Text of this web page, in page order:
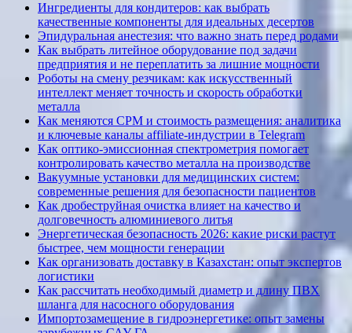
Ингредиенты для кондитеров: как выбрать
качественные компоненты для идеальных десертов
Эпидуральная анестезия: что важно знать перед родами
Как выбрать литейное оборудование под задачи
предприятия и не переплатить за лишние мощности
Роботы на смену резчикам: как искусственный
интеллект меняет точность и скорость обработки
металла
Как меняются CPM и стоимость размещения: аналитика
и ключевые каналы affiliate-индустрии в Telegram
Как оптико-эмиссионная спектрометрия помогает
контролировать качество металла на производстве
Вакуумные установки для медицинских систем:
современные решения для безопасности пациентов
Как дробеструйная очистка влияет на качество и
долговечность алюминиевого литья
Энергетическая безопасность 2026: какие риски растут
быстрее, чем мощности генерации
Как организовать доставку в Казахстан: опыт экспертов
логистики
Как рассчитать необходимый диаметр и длину ПВХ
шланга для насосного оборудования
Импортозамещение в гидроэнергетике: опыт замены